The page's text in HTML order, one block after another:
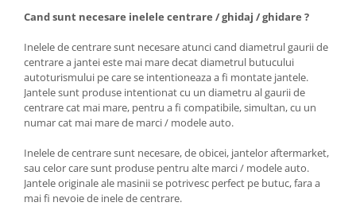
Cand sunt necesare inelele centrare / ghidaj / ghidare ?
Inelele de centrare sunt necesare atunci cand diametrul gaurii de
centrare a jantei este mai mare decat diametrul butucului
autoturismului pe care se intentioneaza a fi montate jantele.
Jantele sunt produse intentionat cu un diametru al gaurii de
centrare cat mai mare, pentru a fi compatibile, simultan, cu un
numar cat mai mare de marci / modele auto.
Inelele de centrare sunt necesare, de obicei, jantelor aftermarket,
sau celor care sunt produse pentru alte marci / modele auto.
Jantele originale ale masinii se potrivesc perfect pe butuc, fara a
mai fi nevoie de inele de centrare.